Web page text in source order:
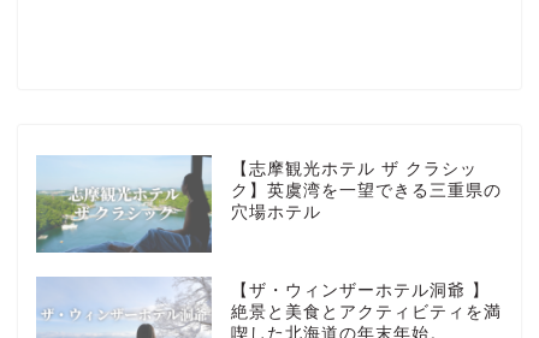
【志摩観光ホテル ザ クラシッ
ク】英虞湾を一望できる三重県の
穴場ホテル
【ザ・ウィンザーホテル洞爺 】
絶景と美食とアクティビティを満
喫した北海道の年末年始。
HOTEL
MarriottBonvoy
TRAVEL